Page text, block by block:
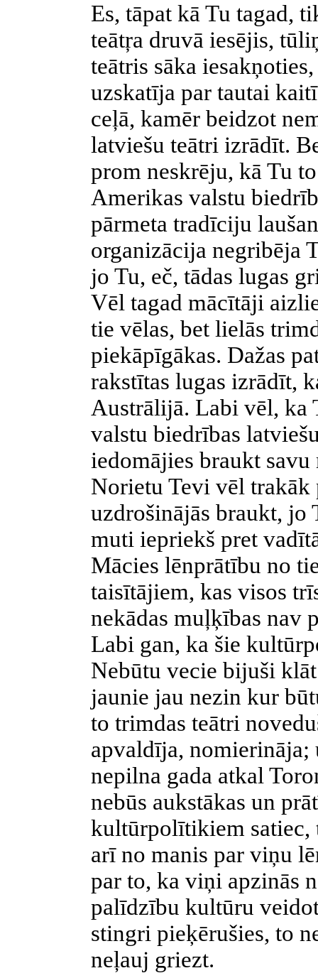
Es, tāpat kā Tu tagad,
teātŗa druvā iesējis,
teātris sāka
uzskatīja par tautai
ceļā, kamēr beidzot
latviešu teātri izrādīt.
prom neskrēju, kā Tu
Amerikas valstu
pārmeta tradīciju
organizācija negribēja
jo Tu, eč, tādas lugas
Vēl tagad mācītāji
tie vēlas, bet lielās
piekāpīgākas. Dažas
rakstītas lugas izrādīt,
Austrālijā. Labi vēl, ka
valstu biedrības
iedomājies braukt
Norietu Tevi vēl
uzdrošinājās braukt, jo
muti iepriekš pret
Mācies lēnprātību no
taisītājiem, kas visos
nekādas muļķības nav
Labi gan, ka šie
Nebūtu vecie bijuši
jaunie jau nezin kur
to trimdas teātri
apvaldīja, nomierināja;
nepilna gada atkal
nebūs aukstākas un
kultūrpolītikiem satiec,
arī no manis par viņu
par to, ka viņi apzinās
palīdzību kultūru
stingri pieķērušies, to
neļauj griezt.